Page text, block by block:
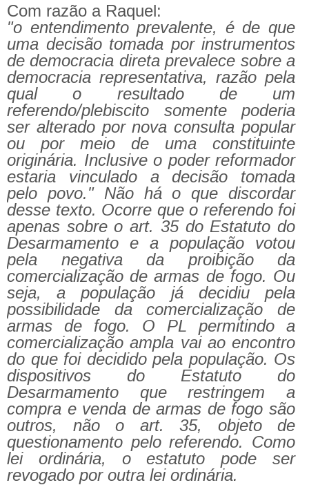
Com razão a Raquel:
"o entendimento prevalente, é de que
uma decisão tomada por instrumentos
de democracia direta prevalece sobre a
democracia representativa, razão pela
qual o resultado de um
referendo/plebiscito somente poderia
ser alterado por nova consulta popular
ou por meio de uma constituinte
originária. Inclusive o poder reformador
estaria vinculado a decisão tomada
pelo povo." Não há o que discordar
desse texto. Ocorre que o referendo foi
apenas sobre o art. 35 do Estatuto do
Desarmamento e a população votou
pela negativa da proibição da
comercialização de armas de fogo. Ou
seja, a população já decidiu pela
possibilidade da comercialização de
armas de fogo. O PL permitindo a
comercialização ampla vai ao encontro
do que foi decidido pela população. Os
dispositivos do Estatuto do
Desarmamento que restringem a
compra e venda de armas de fogo são
outros, não o art. 35, objeto de
questionamento pelo referendo. Como
lei ordinária, o estatuto pode ser
revogado por outra lei ordinária.